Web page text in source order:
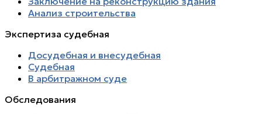
Анализ строительства
Экспертиза судебная
Досудебная и внесудебная
Судебная
В арбитражном суде
Обследования